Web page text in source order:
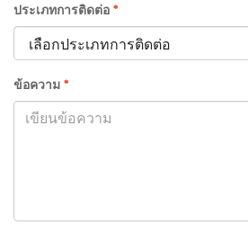
ประเภทการติดต่อ *
ข้อความ *